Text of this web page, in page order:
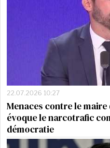
22.07.2026 10:27
Menaces contre le maire
évoque le narcotrafic
démocratie